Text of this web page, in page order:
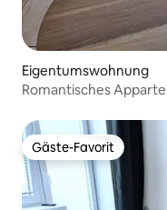
Eigentumswohnung
Romantisches
Gäste-Favorit
Gäste-Favorit